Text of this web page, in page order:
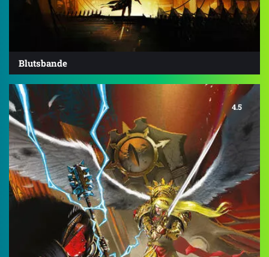
Blutsbande
4.5